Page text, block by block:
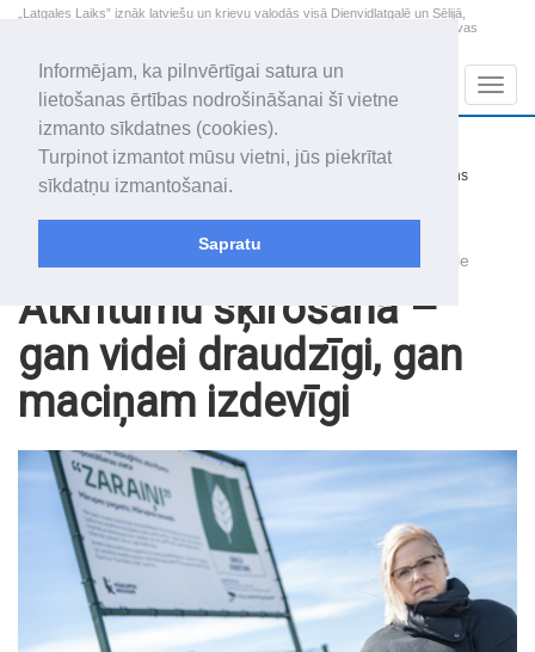
Informējam, ka pilnvērtīgai satura un
lietošanas ērtības nodrošināšanai šī vietne
izmanto sīkdatnes (cookies).
Turpinot izmantot mūsu vietni, jūs piekrītat
sīkdatņu izmantošanai.
Sapratu
„Latgales Laiks” iznāk latviešu un krievu valodās visā Dienvidlatgalē un Sēlijā,
„Latgales Laiks” latviešu valodā aptver Daugavpils valstspilsētu, Augšdaugavas
2026. gada 8. augusts
Sestdiena
Mudīte, Vladislava, Vladislavs
+14.4
nedaudz mākoņains
Zaļāka ģimene – zaļāka Latvija – zaļāka pasaule
Atkritumu šķirošana –
gan videi draudzīgi, gan
maciņam izdevīgi